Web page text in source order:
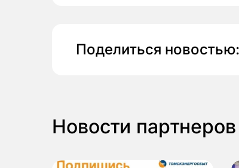
Поделиться новостью:
Новости партнеров